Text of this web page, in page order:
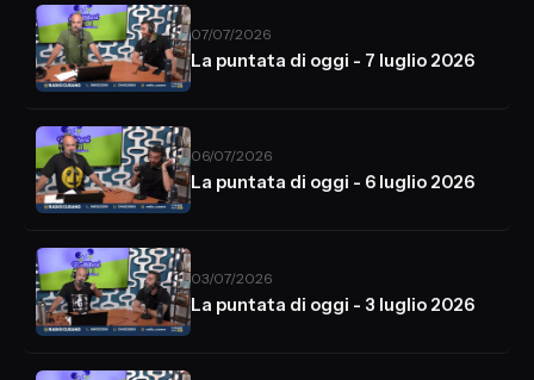
07/07/2026
La puntata di oggi - 7 luglio 2026
06/07/2026
La puntata di oggi - 6 luglio 2026
03/07/2026
La puntata di oggi - 3 luglio 2026